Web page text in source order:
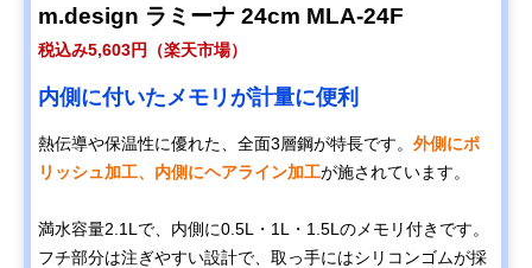
m.design ラミーナ 24cm MLA-24F
税込み5,603円（楽天市場）
内側に付いたメモリが計量に便利
熱伝導や保温性に優れた、全面3層鋼が特長です。 外側にポ
リッシュ加工、内側にヘアライン加工が施されています。
満水容量2.1Lで、内側に0.5L・1L・1.5Lのメモリ付きです。
フチ部分は注ぎやすい設計で、取っ手にはシリコンゴムが採